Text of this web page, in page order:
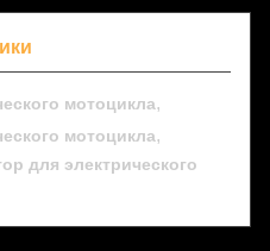
мотоцикла,
мотоцикла,
для электрического